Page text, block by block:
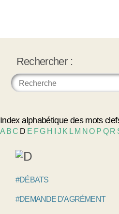
Rechercher :
Index alphabétique des mots
A BC D E FG H J K L M NO P Q R
#DÉBATS
#DEMANDE D'AGRÉMENT